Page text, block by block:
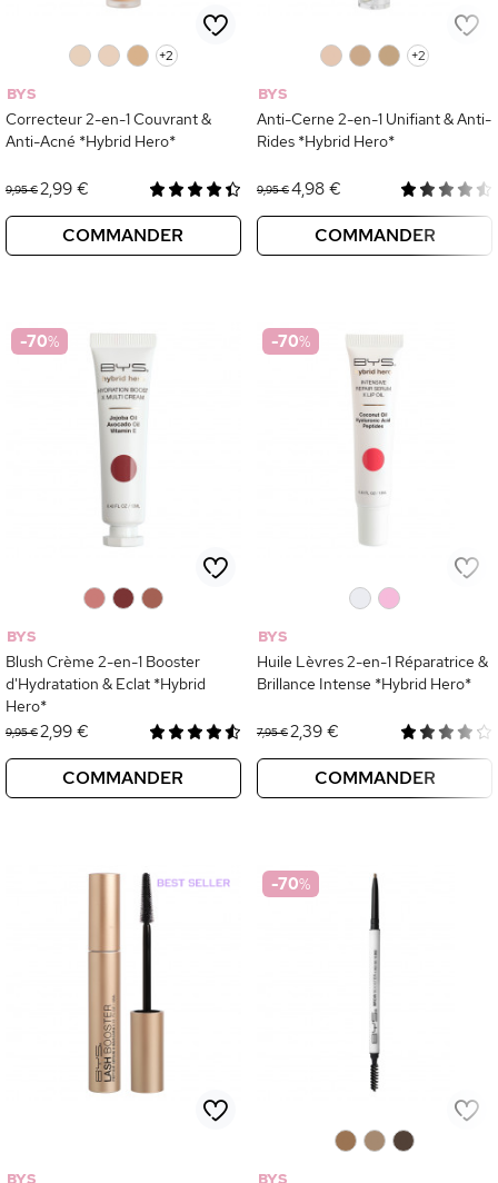
+2
BYS
Correcteur 2-en-1 Couvrant &
Anti-Acné *Hybrid Hero*
9,95 €2,99 €
COMMANDER
+2
BYS
Anti-Cerne 2-en-1 Unifiant & Anti-
Rides *Hybrid Hero*
9,95 €4,98 €
COMMANDER
-70%
BYS
Blush Crème 2-en-1 Booster
d'Hydratation & Eclat *Hybrid
Hero*
9,95 €2,99 €
COMMANDER
-70%
BYS
Huile Lèvres 2-en-1 Réparatrice &
Brillance Intense *Hybrid Hero*
7,95 €2,39 €
COMMANDER
BYS
-70%
BYS